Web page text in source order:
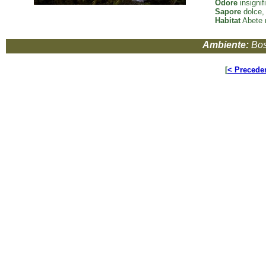
Odore
Sapore dolce,
HabitatAbete
Ambiente:
[<